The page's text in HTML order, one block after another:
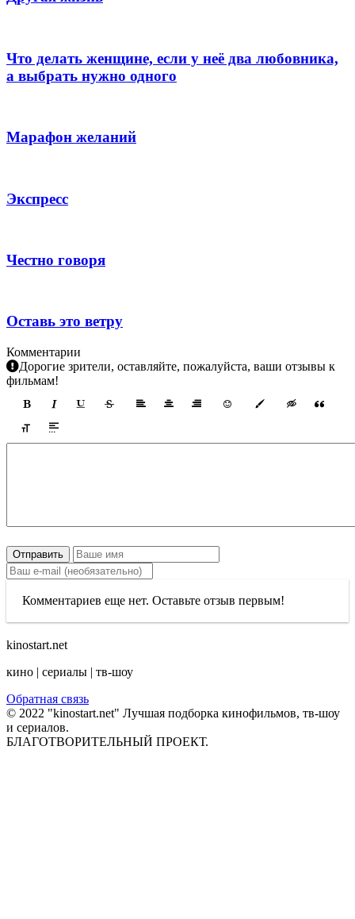
Что делать женщине, если у неё два любовника,
а выбрать нужно одного
Марафон желаний
Экспресс
Честно говоря
Оставь это ветру
Комментарии
Дорогие зрители, оставляйте, пожалуйста, ваши отзывы к
фильмам!
Отправить
Комментариев еще нет. Оставьте отзыв первым!
kinostart.net
кино | сериалы | тв-шоу
Обратная связь
© 2022 "kinostart.net" Лучшая подборка кинофильмов, тв-шоу
и сериалов.
БЛАГОТВОРИТЕЛЬНЫЙ ПРОЕКТ.